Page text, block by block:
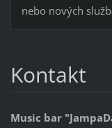
nebo nových
Kontakt
Music bar